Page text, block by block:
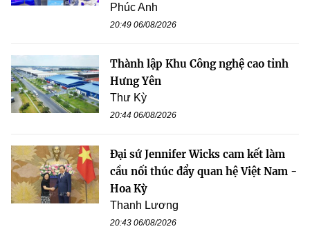
Phúc Anh
20:49 06/08/2026
Thành lập Khu Công nghệ cao tỉnh
Hưng Yên
Thư Kỳ
20:44 06/08/2026
Đại sứ Jennifer Wicks cam kết làm
cầu nối thúc đẩy quan hệ Việt Nam -
Hoa Kỳ
Thanh Lương
20:43 06/08/2026